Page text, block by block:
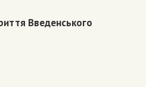
Введенського